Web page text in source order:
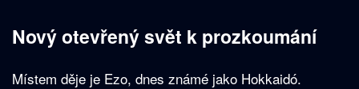
Nový otevřený svět k prozkoumání
Místem děje je Ezo, dnes známé jako Hokkaidó.